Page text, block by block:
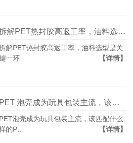
解PET热封胶高返工率，油料选型是关
一环
【详情】
PET泡壳成为玩具包装主流，该匹配什么
的P…
【详情】